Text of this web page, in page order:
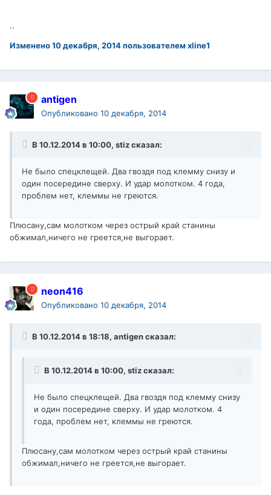
..
Изменено10 декабря, 2014пользователем xline1
antigen
Опубликовано 10 декабря, 2014
В 10.12.2014 в 10:00, stiz сказал:
Не было спецклещей. Два гвоздя под клемму снизу и
один посередине сверху. И удар молотком. 4 года,
проблем нет, клеммы не греются.
Плюсану,сам молотком через острый край станины
обжимал,ничего не греется,не выгорает.
neon416
Опубликовано 10 декабря, 2014
В 10.12.2014 в 18:18, antigen сказал:
В 10.12.2014 в 10:00, stiz сказал:
Не было спецклещей. Два гвоздя под клемму снизу
и один посередине сверху. И удар молотком. 4
года, проблем нет, клеммы не греются.
Плюсану,сам молотком через острый край станины
обжимал,ничего не греется,не выгорает.